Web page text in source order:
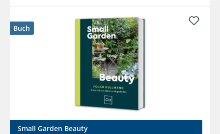
Buch
Small Garden Beauty